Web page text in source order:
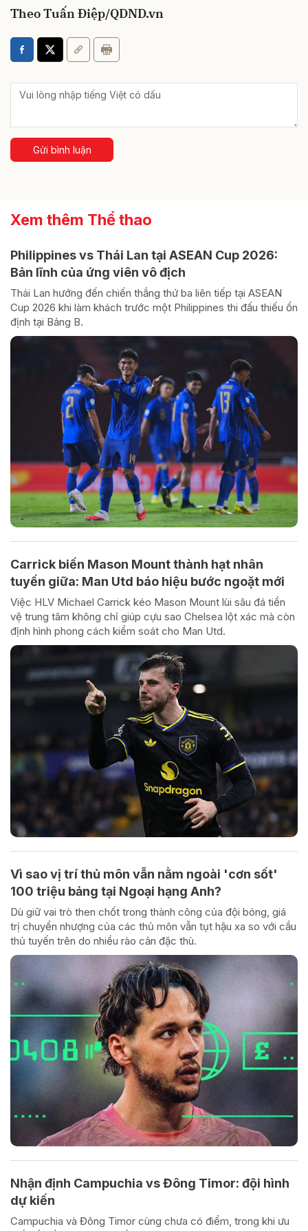
Theo Tuấn Điệp/QDND.vn
Gửi bình luận
Xem thêm Thể thao
Philippines vs Thái Lan tại ASEAN Cup 2026:
Bản lĩnh của ứng viên vô địch
Thái Lan hướng đến chiến thắng thứ ba liên tiếp tại ASEAN
Cup 2026 khi làm khách trước một Philippines thi đấu thiếu ổn
định tại Bảng B.
Carrick biến Mason Mount thành hạt nhân
tuyến giữa: Man Utd báo hiệu bước ngoặt mới
Việc HLV Michael Carrick kéo Mason Mount lùi sâu đá tiền
vệ trung tâm không chỉ giúp cựu sao Chelsea lột xác mà còn
định hình phong cách kiểm soát cho Man Utd.
Vì sao vị trí thủ môn vẫn nằm ngoài 'cơn sốt'
100 triệu bảng tại Ngoại hạng Anh?
Dù giữ vai trò then chốt trong thành công của đội bóng, giá
trị chuyển nhượng của các thủ môn vẫn tụt hậu xa so với cầu
thủ tuyến trên do nhiều rào cản đặc thù.
Nhận định Campuchia vs Đông Timor: đội hình
dự kiến
Campuchia và Đông Timor cùng chưa có điểm, trong khi ưu